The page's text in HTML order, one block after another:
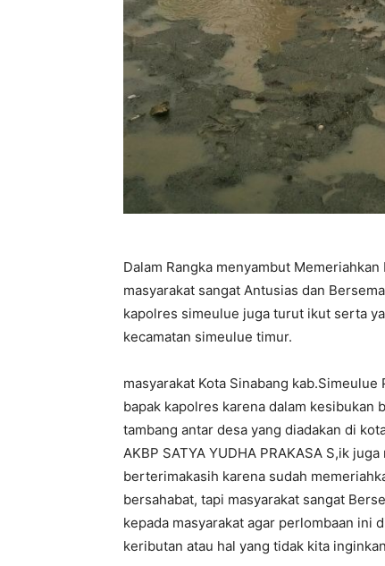
Dalam Rangka menyambut
masyarakat sangat Antusias dan
kapolres simeulue juga turut ikut serta
kecamatan simeulue timur.
masyarakat Kota Sinabang
bapak kapolres karena dalam
tambang antar desa yang diadakan di
AKBP SATYA YUDHA PRAKASA S,ik
berterimakasih karena sudah
bersahabat, tapi masyarakat sangat
kepada masyarakat agar perlombaan ini
keributan atau hal yang tidak kita